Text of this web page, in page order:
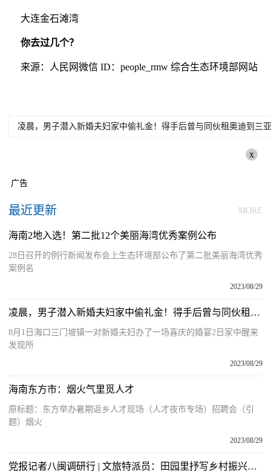
大连金石滩湾
你去过几个？
来源：人民网微信 ID：people_rmw 综合生态环境部网站
凌晨，男子潜入新婚夫妇家中偷礼金！得手后曾与同伙租奥迪到
x
广告
最近更新 MORE
海南2地入选！第二批12个美丽海湾优秀案例公布
28日召开的例行新闻发布会上生态环境部公布了第二批美丽海湾优秀
案例名
2023/08/29
凌晨，男子潜入新婚夫妇家中偷礼金！得手后曾与同伙租奥迪到三亚疯玩3天……
8月1日海口三门坡镇一对新婚夫妇办了一场喜庆的婚宴2日家中醒来
发现所
2023/08/29
海南东方市：烟火气里觅人才
原标题：东方举办暑期返乡人才现场（人才夜市专场）招聘会（引
题）烟火
2023/08/29
党报记者八闽调研行 | 文旅特派员：田园里抒写乡村振兴新华章